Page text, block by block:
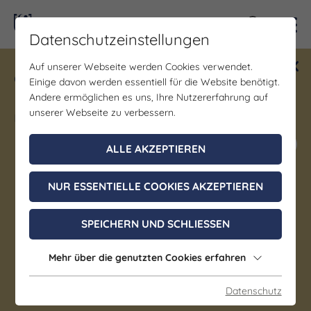
Gewinne ein Blind Date mit Saale-
Unstrut! Teilnahme vom 1.7. - 18.12.
möglich.
Jetzt mitmachen
Jugendherberge Naumburg
Naumburg
Deutsche Küche | Laktosefreie Küche |
vegetarische Küche | vegane Küche | Glutenfreie
Datenschutzeinstellungen
Auf unserer Webseite werden Cookies verwendet.
Einige davon werden essentiell für die Website benötigt.
Andere ermöglichen es uns, Ihre Nutzererfahrung auf
unserer Webseite zu verbessern.
ALLE AKZEPTIEREN
NUR ESSENTIELLE COOKIES AKZEPTIEREN
SPEICHERN UND SCHLIESSEN
Mehr über die genutzten Cookies erfahren
Datenschutz